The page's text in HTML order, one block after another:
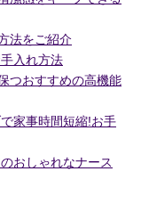
法をご紹介
入れ方法
つおすすめの高機能
家事時間短縮!お手
おしゃれなナース